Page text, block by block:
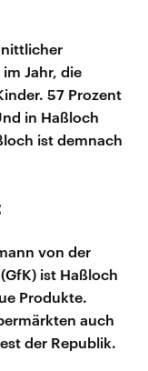
Jahr, die
57 Prozent
in Haßloch
ist demnach
von der
ist Haßloch
Produkte.
auch
der Republik.